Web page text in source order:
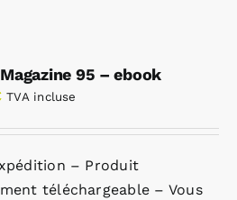
Magazine 95 – ebook
TVA incluse
– Produit
téléchargeable – Vous